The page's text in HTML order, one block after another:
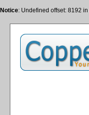
Notice: Undefined offset: 8192 in